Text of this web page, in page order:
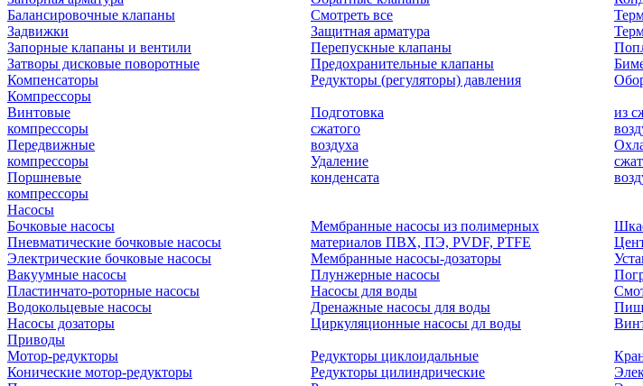
Балансировочные клапаны
Задвижки
Запорные клапаны и вентили
Затворы дисковые поворотные
Компенсаторы
Смотреть все
Защитная арматура
Перепускные клапаны
Предохранительные клапаны
Редукторы (регуляторы) давления
Компрессоры
Винтовые
компрессоры
Передвижные
компрессоры
Поршневые
компрессоры
Подготовка
сжатого
воздуха
Удаление
конденсата
из
Насосы
Бочковые насосы
Пневматические бочковые насосы
Электрические бочковые насосы
Вакуумные насосы
Пластинчато-роторные насосы
Водокольцевые насосы
Насосы дозаторы
Мембранные насосы из полимерных
материалов ПВХ, ПЭ, PVDF, PTFE
Мембранные насосы-дозаторы
Плунжерные насосы
Насосы для воды
Дренажные насосы для воды
Циркуляционные насосы дл воды
Приводы
Мотор-редукторы
Конические мотор-редукторы
Редукторы циклоидальные
Редукторы цилиндрические